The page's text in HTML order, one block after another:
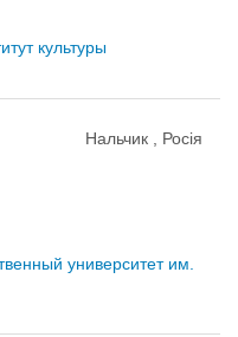
культуры
Нальчик , Росія
университет им.